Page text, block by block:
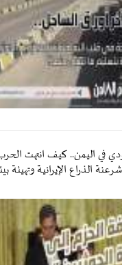
في اليمن.. كيف انتهت
شرعنة الذراع الإيرانية وتهيئة